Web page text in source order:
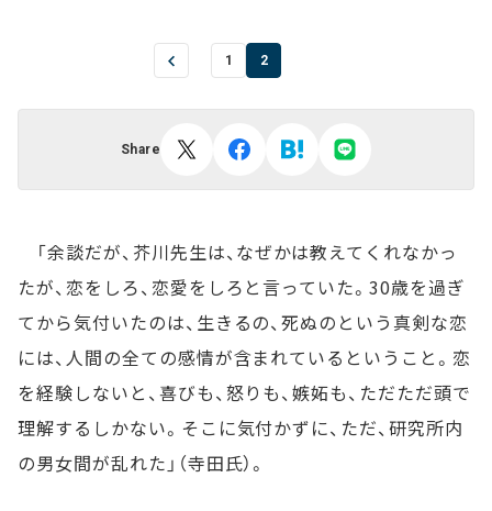
1 2
Share
「余談だが、芥川先生は、なぜかは教えてくれなかっ
たが、恋をしろ、恋愛をしろと言っていた。30歳を過ぎ
てから気付いたのは、生きるの、死ぬのという真剣な恋
には、人間の全ての感情が含まれているということ。恋
を経験しないと、喜びも、怒りも、嫉妬も、ただただ頭で
理解するしかない。そこに気付かずに、ただ、研究所内
の男女間が乱れた」（寺田氏）。